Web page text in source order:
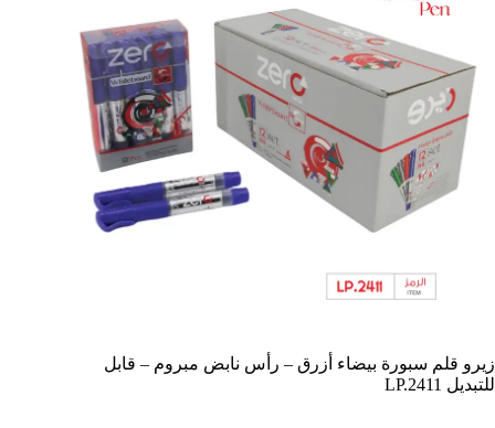
زيرو قلم سبورة بيضاء أزرق – رأس نابض مبروم – قابل
للتبديل LP.2411